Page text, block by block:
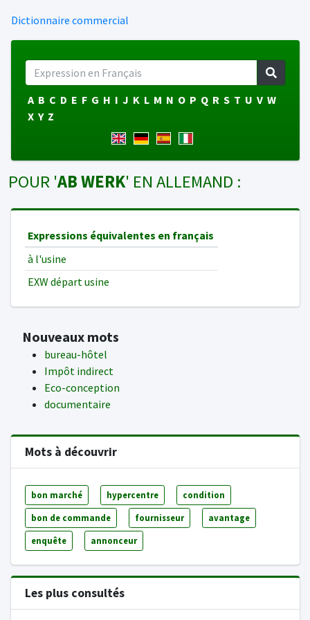
Dictionnaire commercial
A B C D E F G H I J K L M N O P Q R S T U V W
X Y Z
POUR 'AB WERK' EN ALLEMAND :
Expressions équivalentes en français
à l'usine
EXW départ usine
Nouveaux mots
bureau-hôtel
Impôt indirect
Eco-conception
documentaire
Mots à découvrir
bon marché hypercentre condition
bon de commande fournisseur avantage
enquête annonceur
Les plus consultés